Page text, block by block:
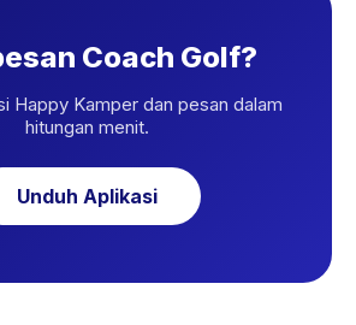
Coach Golf?
Happy Kamper dan pesan dalam
hitungan menit.
Unduh Aplikasi